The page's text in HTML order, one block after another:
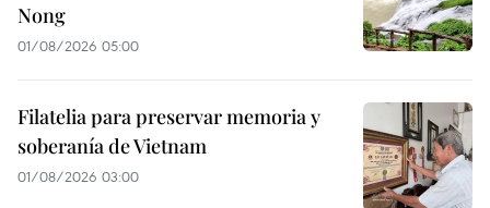
Nong
01/08/2026 05:00
Filatelia para preservar memoria y
soberanía de Vietnam
01/08/2026 03:00